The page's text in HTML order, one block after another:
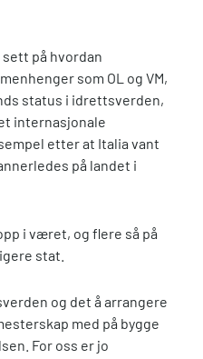
sett på hvordan
som OL og VM,
status i idrettsverden,
internasjonale
etter at Italia vant
på landet i
i været, og flere så på
stat.
og det å arrangere
med på bygge
For oss er jo